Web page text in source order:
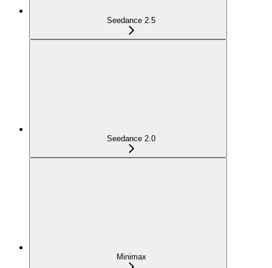
Seedance 2.5
Seedance 2.0
Minimax